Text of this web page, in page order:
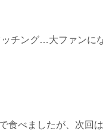
ッチング…大ファンに
食べましたが、次回は